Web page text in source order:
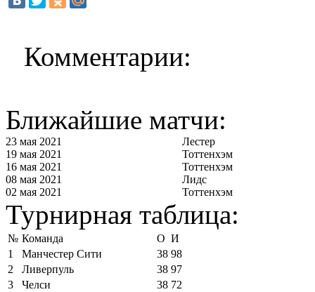
Комментарии:
Ближайшие матчи:
23 мая 2021
Лестер
19 мая 2021
Тоттенхэм
16 мая 2021
Тоттенхэм
08 мая 2021
Лидс
02 мая 2021
Тоттенхэм
Турнирная таблица:
№ Команда О И
1
Манчестер Сити 38 98
2
Ливерпуль 38 97
3
Челси 38 72